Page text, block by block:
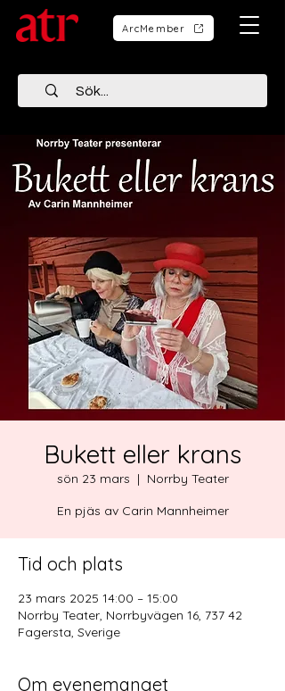
ArcMember
Bukett eller krans
sön 23 mars
  |
Norrby Teater
En pjäs av Carin Mannheimer
Tid och plats
23 mars 2025 14:00 – 15:00
Norrby Teater, Norrbyvägen 16, 737 42
Fagersta, Sverige
Om evenemanget